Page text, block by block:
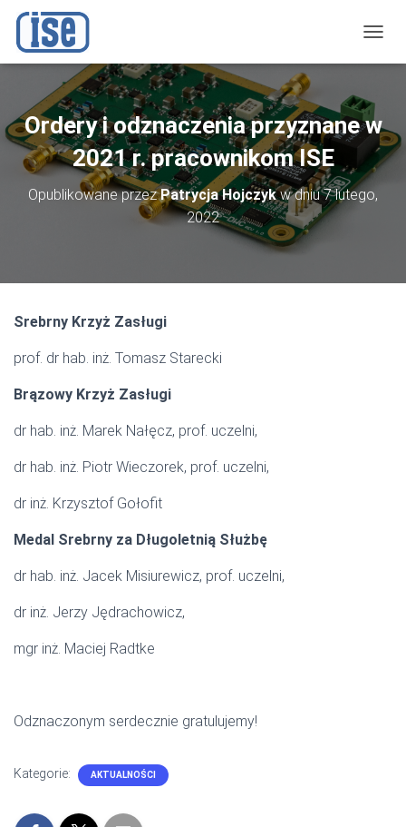
R
Ą
C
Z
A
C
Ordery i odznaczenia przyznane w
2021 r. pracownikom ISE
Opublikowane przezPatrycja Hojczykw dniu7 lutego,
2022
Srebrny Krzyż Zasługi
prof. dr hab. inż. Tomasz Starecki
Brązowy Krzyż Zasługi
dr hab. inż. Marek Nałęcz, prof. uczelni,
dr hab. inż. Piotr Wieczorek, prof. uczelni,
dr inż. Krzysztof Gołofit
Medal Srebrny za Długoletnią Służbę
dr hab. inż. Jacek Misiurewicz, prof. uczelni,
dr inż. Jerzy Jędrachowicz,
mgr inż. Maciej Radtke
Odznaczonym serdecznie gratulujemy!
Kategorie: AKTUALNOŚCI